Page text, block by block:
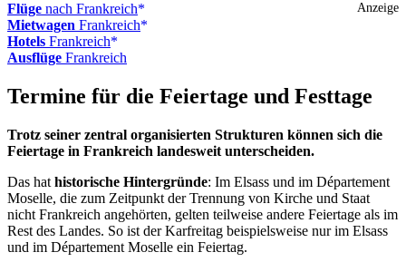
Anzeige
Flüge nach Frankreich
Mietwagen Frankreich
Hotels Frankreich
Ausflüge Frankreich
Termine für die Feiertage und Festtage
Trotz seiner zentral organisierten Strukturen können sich die
Feiertage in Frankreich landesweit unterscheiden.
Das hat historische Hintergründe: Im Elsass und im Département
Moselle, die zum Zeitpunkt der Trennung von Kirche und Staat
nicht Frankreich angehörten, gelten teilweise andere Feiertage als im
Rest des Landes. So ist der Karfreitag beispielsweise nur im Elsass
und im Département Moselle ein Feiertag.